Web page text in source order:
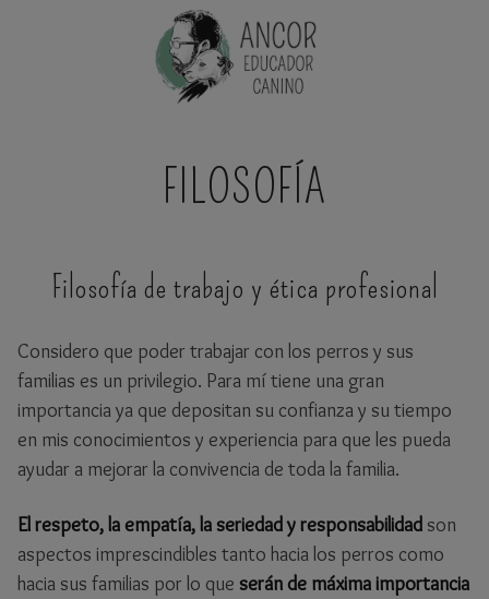
FILOSOFÍA
Filosofía de trabajo y ética profesional
Considero que poder trabajar con los perros y sus
familias es un privilegio. Para mí tiene una gran
importancia ya que depositan su confianza y su tiempo
en mis conocimientos y experiencia para que les pueda
ayudar a mejorar la convivencia de toda la familia.
El respeto, la empatía, la seriedad y responsabilidad son
aspectos imprescindibles tanto hacia los perros como
hacia sus familias por lo que serán de máxima importancia